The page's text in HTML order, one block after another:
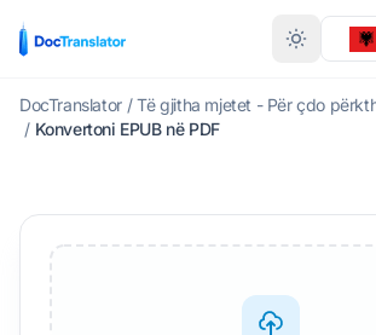
DocTranslator / Të gjitha mjetet - Për çdo
/ Konvertoni EPUB në PDF